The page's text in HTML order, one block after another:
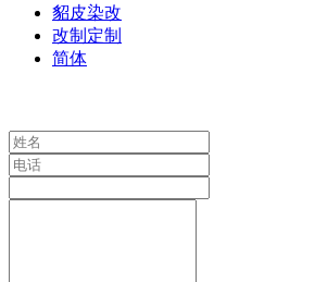
貂皮染改
改制定制
简体